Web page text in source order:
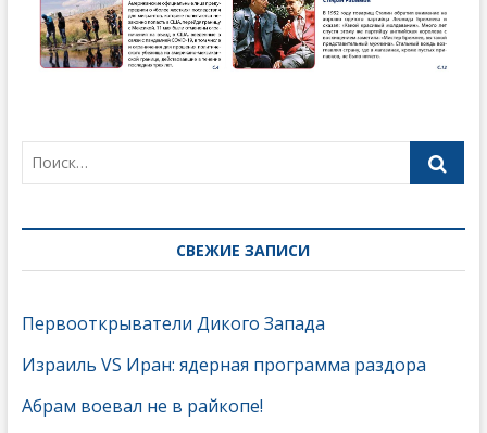
СВЕЖИЕ ЗАПИСИ
Первооткрыватели Дикого Запада
Израиль VS Иран: ядерная программа раздора
Абрам воевал не в райкопе!